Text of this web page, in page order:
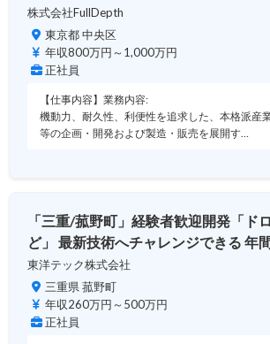
株式会社FullDepth
東京都 中央区
年収800万円～1,000万円
正社員
【仕事内容】業務内容:
機動力、耐久性、利便性を追求した、本格派産
等の企画・開発および製造・販売を展開す…
「三重/菰野町」経験者歓迎開発「ド
ど」 最新技術へチャレンジできる 年
東洋テック株式会社
三重県 菰野町
年収260万円～500万円
正社員